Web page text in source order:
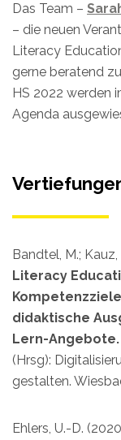
Das Team –
– die neuen
Literacy
gerne beratend
HS 2022 werden
Agenda
Bandtel, M.; Kauz,
Literacy
didaktische
Lern-Angebote.
(Hrsg):
gestalten.
Ehlers, U.-D.